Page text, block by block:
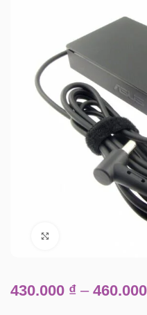
430.000 ₫ – 460.000